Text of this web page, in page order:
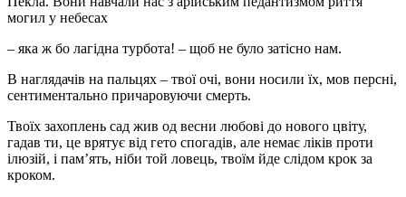
могил у небесах
– яка ж бо лагідна турбота! – щоб не було затісно нам.
В наглядачів на пальцях – твої очі, вони носили їх, мов персні,
сентиментально причаровуючи смерть.
Твоїх захоплень сад жив од весни любові до нового цвіту,
гадав ти, це врятує від гето спогадів, але немає ліків проти
ілюзій, і пам’ять, ніби той ловець, твоїм йде слідом крок за
кроком.